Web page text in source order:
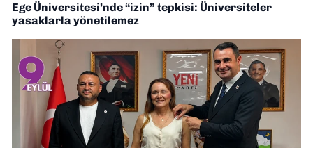
Ege Üniversitesi’nde “izin” tepkisi: Üniversiteler
yasaklarla yönetilemez